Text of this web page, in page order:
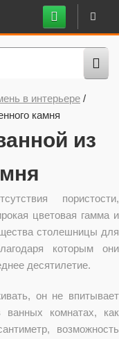
в интерьере /
камня
из
пористости,
цветовая гамма и
столешницы для
которым они
десятилетие.
он не впитывает
комнатах, как
возможность